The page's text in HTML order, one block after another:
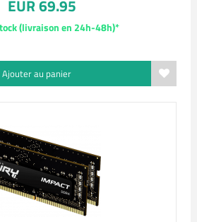
EUR 69.95
(livraison en 24h-48h)*
Ajouter au panier